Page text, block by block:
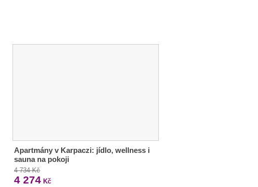
Apartmány v Karpaczi: jídlo, wellness i
sauna na pokoji
4 734 Kč
4 274 Kč